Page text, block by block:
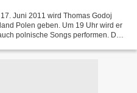
Juni 2011 wird Thomas Godoj
Polen geben. Um 19 Uhr wird er
polnische Songs performen. Der